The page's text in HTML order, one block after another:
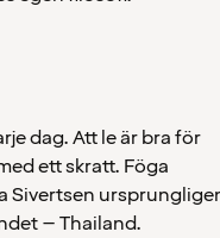
dag. Att le är bra för
ett skratt. Föga
Sivertsen
– Thailand.